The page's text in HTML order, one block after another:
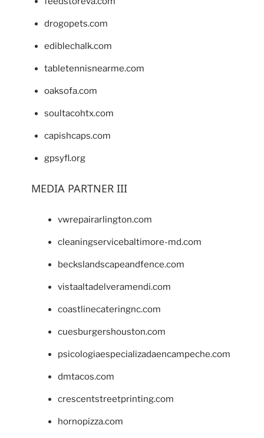
drogopets.com
ediblechalk.com
tabletennisnearme.com
oaksofa.com
soultacohtx.com
capishcaps.com
gpsyfl.org
MEDIA PARTNER III
vwrepairarlington.com
cleaningservicebaltimore-md.com
beckslandscapeandfence.com
vistaaltadelveramendi.com
coastlinecateringnc.com
cuesburgershouston.com
psicologiaespecializadaencampeche.com
dmtacos.com
crescentstreetprinting.com
hornopizza.com